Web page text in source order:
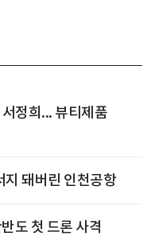
정희... 뷰티제품
돼버린 인천공항
도 첫 드론 사격